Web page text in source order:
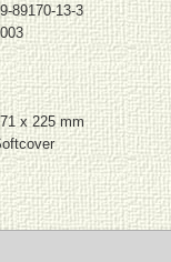
89170-13-3
x 225 mm